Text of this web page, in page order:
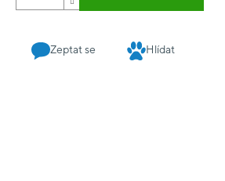
Zeptat se Hlídat